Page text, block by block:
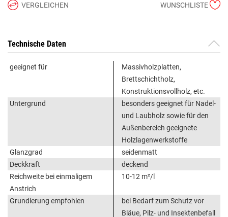
VERGLEICHEN WUNSCHLISTE
Technische Daten
geeignet für
Massivholzplatten,
Brettschichtholz,
Konstruktionsvollholz, etc.
Untergrund
besonders geeignet für Nadel-
und Laubholz sowie für den
Außenbereich geeignete
Holzlagenwerkstoffe
Glanzgrad
seidenmatt
Deckkraft
deckend
Reichweite bei einmaligem
Anstrich
10-12 m²/l
Grundierung empfohlen
bei Bedarf zum Schutz vor
Bläue, Pilz- und Insektenbefall